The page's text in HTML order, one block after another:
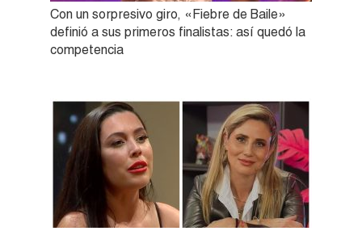
Con un sorpresivo giro, «Fiebre de Baile»
definió a sus primeros finalistas: así quedó la
competencia